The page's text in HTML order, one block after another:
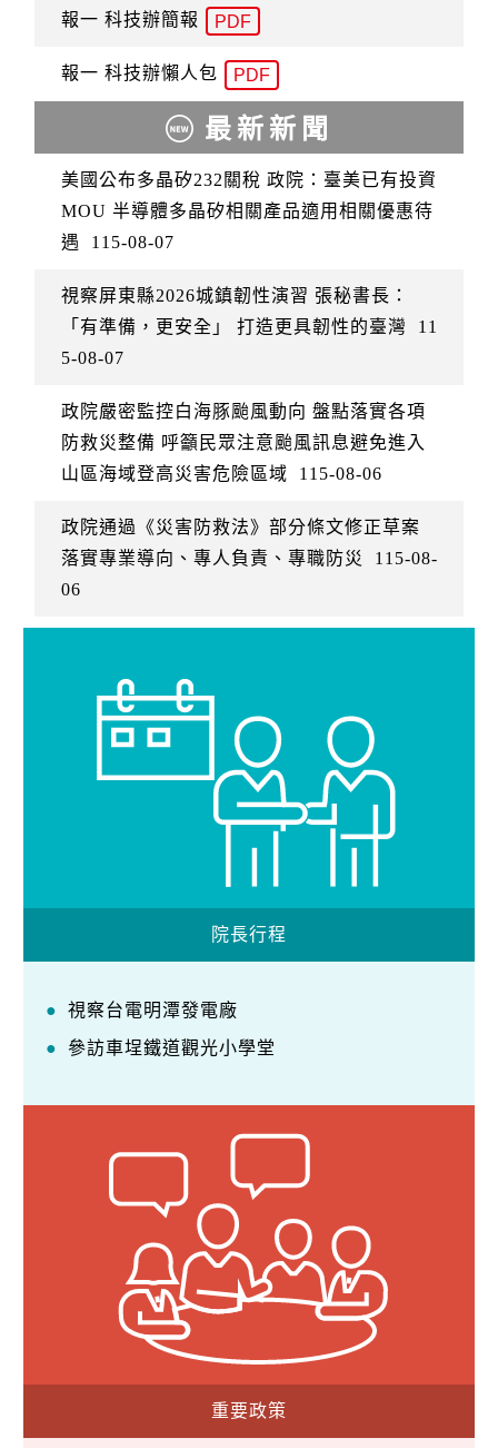
報一 科技辦簡報 PDF
報一 科技辦懶人包 PDF
最新新聞
美國公布多晶矽232關稅 政院：臺美已有投資
MOU 半導體多晶矽相關產品適用相關優惠待
遇
115-08-07
視察屏東縣2026城鎮韌性演習 張秘書長：
「有準備，更安全」 打造更具韌性的臺灣
11
5-08-07
政院嚴密監控白海豚颱風動向 盤點落實各項
防救災整備 呼籲民眾注意颱風訊息避免進入
山區海域登高災害危險區域
115-08-06
政院通過《災害防救法》部分條文修正草案
落實專業導向、專人負責、專職防災
115-08-
06
院長行程
視察台電明潭發電廠
參訪車埕鐵道觀光小學堂
重要政策